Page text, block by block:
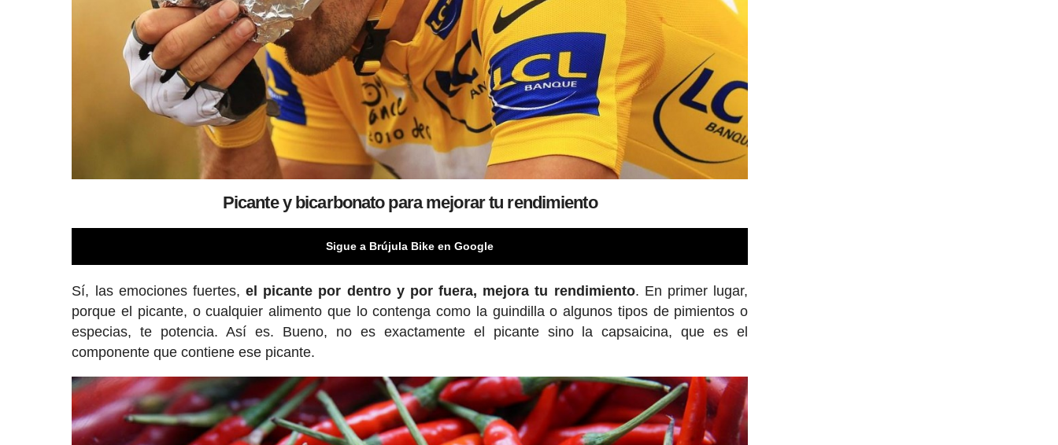
Picante y bicarbonato para mejorar tu rendimiento
Sigue a Brújula Bike en Google
Sí, las emociones fuertes,el picante por dentro y por fuera, mejora tu rendimiento. En primer lugar,
porque el picante, o cualquier alimento que lo contenga como la guindilla o algunos tipos de pimientos o
especias, te potencia. Así es. Bueno, no es exactamente el picante sino la capsaicina, que es el
componente que contiene ese picante.